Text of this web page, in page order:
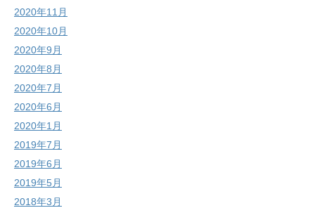
2020年11月
2020年10月
2020年9月
2020年8月
2020年7月
2020年6月
2020年1月
2019年7月
2019年6月
2019年5月
2018年3月